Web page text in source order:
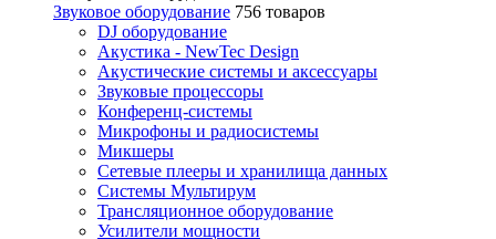
Звуковое оборудование 756 товаров
DJ оборудование
Акустика - NewTec Design
Акустические системы и аксессуары
Звуковые процессоры
Конференц-системы
Микрофоны и радиосистемы
Микшеры
Сетевые плееры и хранилища данных
Системы Мультирум
Трансляционное оборудование
Усилители мощности